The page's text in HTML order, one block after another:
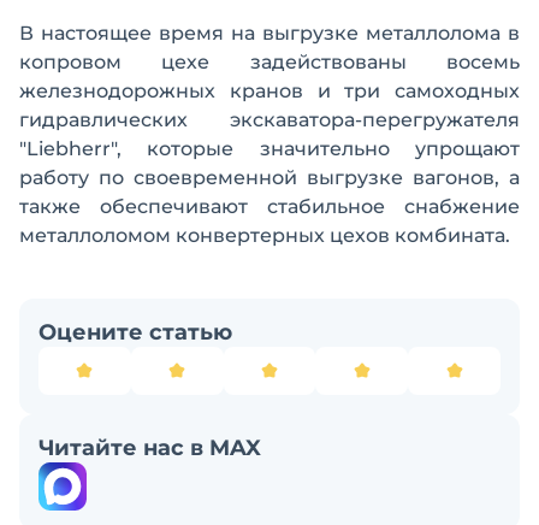
В настоящее время на выгрузке металлолома в
копровом цехе задействованы восемь
железнодорожных кранов и три самоходных
гидравлических экскаватора-перегружателя
"Liebherr", которые значительно упрощают
работу по своевременной выгрузке вагонов, а
также обеспечивают стабильное снабжение
металлоломом конвертерных цехов комбината.
Оцените статью
Читайте нас в MAX